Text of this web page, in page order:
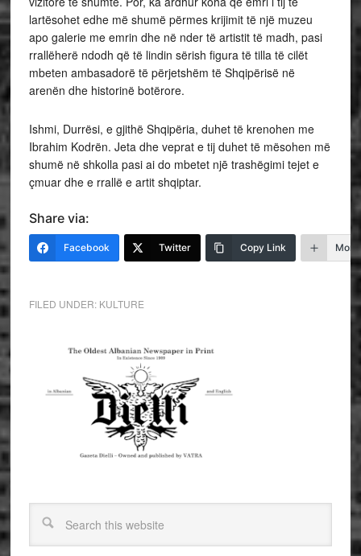
lartësohet edhe më shumë përmes krijimit të një muzeu
apo galerie me emrin dhe në nder të artistit të madh, pasi
rrallëherë ndodh që të lindin sërish figura të tilla të cilët
mbeten ambasadorë të përjetshëm të Shqipërisë në
arenën dhe historinë botërore.
Ishmi, Durrësi, e gjithë Shqipëria, duhet të krenohen me
Ibrahim Kodrën. Jeta dhe veprat e tij duhet të mësohen më
shumë në shkolla pasi ai do mbetet njē trashëgimi tejet e
çmuar dhe e rrallë e artit shqiptar.
Share via:
Facebook Twitter Copy Link More
FILED UNDER: KULTURE